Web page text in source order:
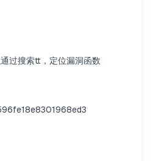
过搜索tt，定位漏洞函数